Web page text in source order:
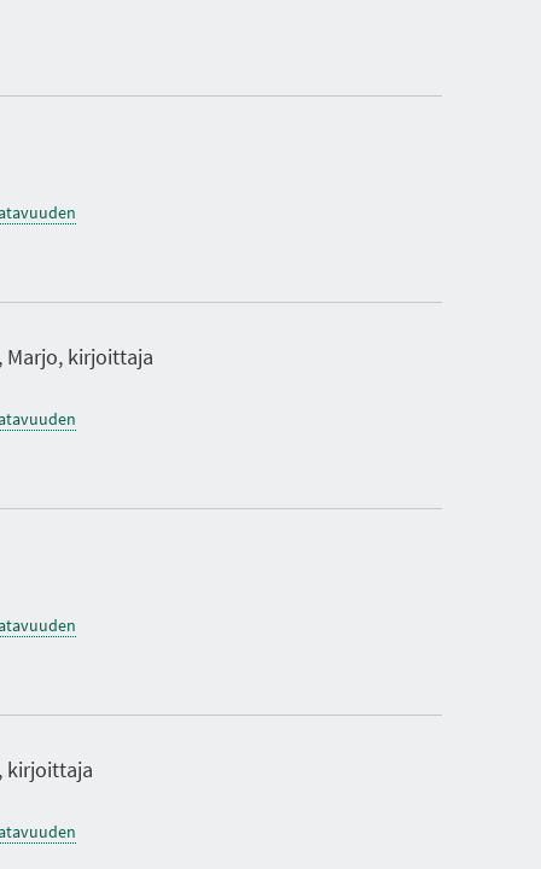
Marjo, kirjoittaja
kirjoittaja